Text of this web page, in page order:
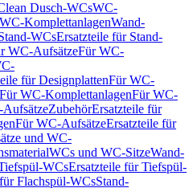
Dusch-WCsWC-
KomplettanlagenWand-
WCsErsatzteile für Stand-
WC-AufsätzeFür WC-
für DesignplattenFür WC-
WC-KomplettanlagenFür WC-
ZubehörErsatzteile für
Für WC-AufsätzeErsatzteile für
und WC-
WCs und WC-SitzeWand-
WCsErsatzteile für Tiefspül-
Flachspül-WCsStand-